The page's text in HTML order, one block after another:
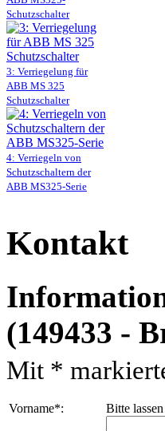
Schutzschalter
3: Verriegelung für
ABB MS 325
Schutzschalter
4: Verriegeln von
Schutzschaltern der
ABB MS325-Serie
Kontakt
(149433 -
Mit *
Vorname*: Bitte